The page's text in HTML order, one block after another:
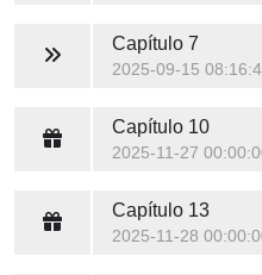
Capítulo 7
2025-09-15
Capítulo 10
2025-11-27
Capítulo 13
2025-11-28